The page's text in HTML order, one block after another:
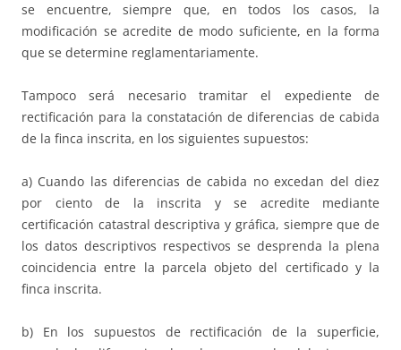
se encuentre, siempre que, en todos los casos, la
modificación se acredite de modo suficiente, en la forma
que se determine reglamentariamente.
Tampoco será necesario tramitar el expediente de
rectificación para la constatación de diferencias de cabida
de la finca inscrita, en los siguientes supuestos:
a) Cuando las diferencias de cabida no excedan del diez
por ciento de la inscrita y se acredite mediante
certificación catastral descriptiva y gráfica, siempre que de
los datos descriptivos respectivos se desprenda la plena
coincidencia entre la parcela objeto del certificado y la
finca inscrita.
b) En los supuestos de rectificación de la superficie,